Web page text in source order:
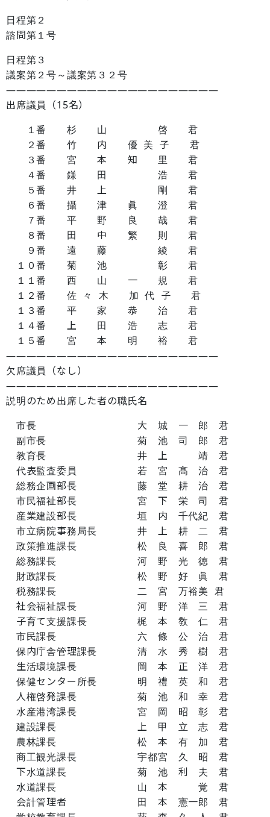
日程第２
諮問第１号
日程第３
議案第２号～議案第３２号
―――――――――――――――――――――
出席議員（15名）
１番 杉 山 啓 君
２番 竹 内 優 美 子 君
３番 宮 本 知 里 君
４番 鎌 田 浩 君
５番 井 上 剛 君
６番 攝 津 眞 澄 君
７番 平 野 良 哉 君
８番 田 中 繁 則 君
９番 遠 藤 綾 君
１０番 菊 池 彰 君
１１番 西 山 一 規 君
１２番 佐 々 木 加 代 子 君
１３番 平 家 恭 治 君
１４番 上 田 浩 志 君
１５番 宮 本 明 裕 君
―――――――――――――――――――――
欠席議員（なし）
―――――――――――――――――――――
説明のため出席した者の職氏名
市長 大 城 一 郎 君
副市長 菊 池 司 郎 君
教育長 井 上 靖 君
代表監査委員 若 宮 髙 治 君
総務企画部長 藤 堂 耕 治 君
市民福祉部長 宮 下 栄 司 君
産業建設部長 垣 内 千代紀 君
市立病院事務局長 井 上 耕 二 君
政策推進課長 松 良 喜 郎 君
総務課長 河 野 光 徳 君
財政課長 松 野 好 眞 君
税務課長 二 宮 万裕美 君
社会福祉課長 河 野 洋 三 君
子育て支援課長 梶 本 敎 仁 君
市民課長 六 條 公 治 君
保内庁舎管理課長 清 水 秀 樹 君
生活環境課長 岡 本 正 洋 君
保健センター所長 明 禮 英 和 君
人権啓発課長 菊 池 和 幸 君
水産港湾課長 宮 岡 昭 彰 君
建設課長 上 甲 立 志 君
農林課長 松 本 有 加 君
商工観光課長 宇都宮 久 昭 君
下水道課長 菊 池 利 夫 君
水道課長 山 本 覚 君
会計管理者 田 本 憲一郎 君